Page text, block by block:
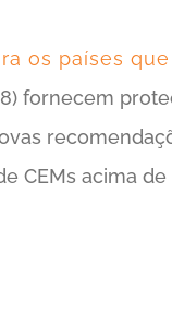
os países
fornecem
CEMs acima